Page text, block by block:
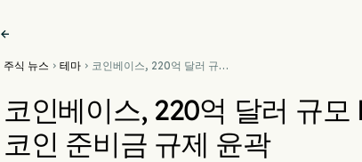

주식 뉴스  테마  코인베이스, 220억 달러 규모
코인베이스, 220억 달러 규
코인 준비금 규제 윤곽